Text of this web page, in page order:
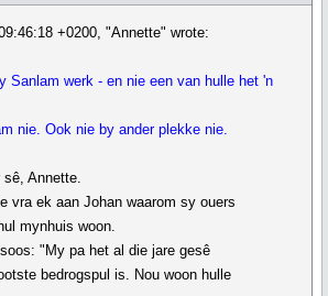
+0200, "Annette" wrote:
Sanlam werk - en nie een van hulle het 'n
nie. Ook nie by ander plekke nie.
sê, Annette.
vra ek aan Johan waarom sy ouers
mynhuis woon.
"My pa het al die jare gesê
bedrogspul is. Nou woon hulle